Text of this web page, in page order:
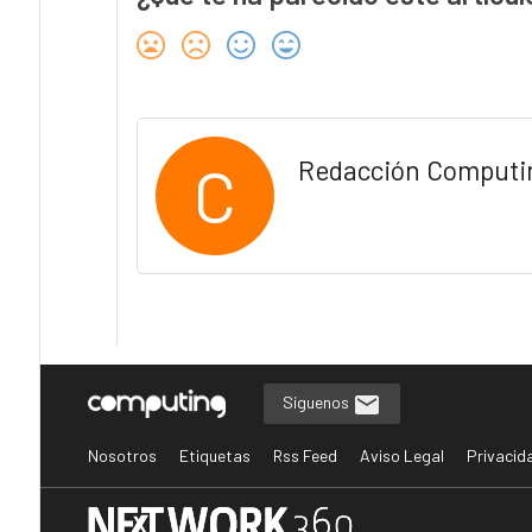
C Redacción
Síguenos
Nosotros Etiquetas Rss Feed Aviso Legal